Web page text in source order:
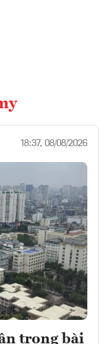
18:37, 08/08/2026
trong bài